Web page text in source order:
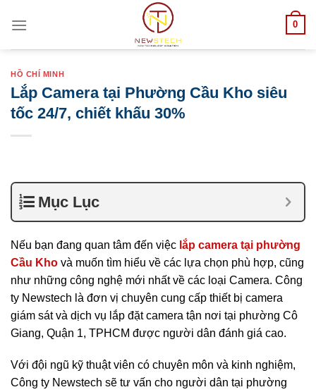
0
HỒ CHÍ MINH
Lắp Camera tại Phường Cầu Kho siêu
tốc 24/7, chiết khấu 30%
Mục Lục
Nếu bạn đang quan tâm đến việc lắp camera tại phường
Cầu Kho và muốn tìm hiểu về các lựa chọn phù hợp, cũng
như những công nghệ mới nhất về các loại Camera. Công
ty Newstech là đơn vị chuyên cung cấp thiết bị camera
giám sát và dịch vụ lắp đặt camera tận nơi tại phường Cô
Giang, Quận 1, TPHCM được người dân đánh giá cao.
Với đội ngũ kỹ thuật viên có chuyên môn và kinh nghiệm,
Công ty Newstech sẽ tư vấn cho người dân tại phường